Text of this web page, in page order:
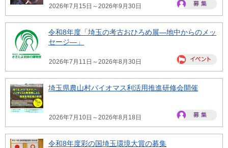
2026年7月15日～2026年9月30日
令和8年度「埼玉の考古おひろめ展―地中からのメッ
セージ―」
2026年7月11日～2026年8月30日
埼玉県農山村バイオマス利活用推進研修会開催
2026年7月10日～2026年8月18日
令和8年度彩の国埼玉環境大賞の募集